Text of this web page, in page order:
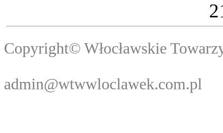
2
Copyright©
admin@wtwwloclawek.com.pl